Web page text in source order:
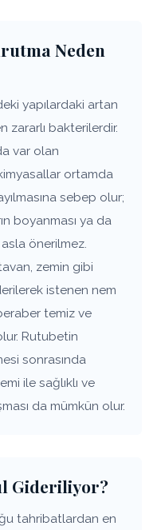
Neden
yapılardaki artan
zararlı bakterilerdir.
var olan
ortamda
sebep olur;
boyanması ya da
önerilmez.
zemin gibi
istenen nem
temiz ve
Rutubetin
sonrasında
ile sağlıklı ve
da mümkün olur.
Gideriliyor?
tahribatlardan en